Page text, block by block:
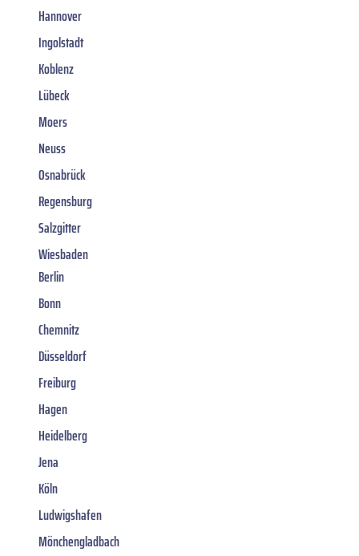
Hannover
Ingolstadt
Koblenz
Lübeck
Moers
Neuss
Osnabrück
Regensburg
Salzgitter
Wiesbaden
Berlin
Bonn
Chemnitz
Düsseldorf
Freiburg
Hagen
Heidelberg
Jena
Köln
Ludwigshafen
Mönchengladbach